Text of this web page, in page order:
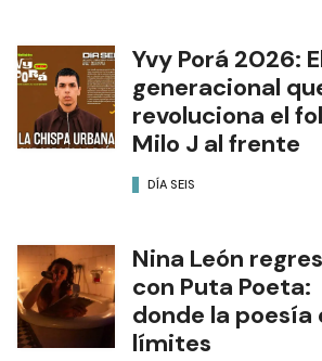
Yvy Porá 2026:
generacional
revoluciona el
Milo J al frente
DÍA SEIS
Nina León
con Puta
donde la poesía
límites